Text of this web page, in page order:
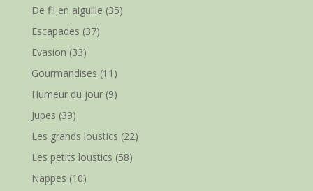
De fil en aiguille (35)
Escapades (37)
Evasion (33)
Gourmandises (11)
Humeur du jour(9)
Jupes (39)
Les grands loustics (22)
Les petits loustics (58)
Nappes (10)